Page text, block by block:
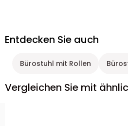
Entdecken Sie auch
Bürostuhl mit Rollen
Vergleichen Sie mit